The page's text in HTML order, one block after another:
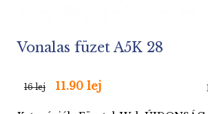
Vonalas füzet A5K 28
16 lej 11.90 lej